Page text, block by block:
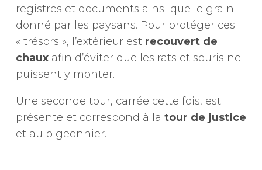
registres et documents ainsi que le grain
donné par les paysans. Pour protéger ces
« trésors », l’extérieur est recouvert de
chaux afin d’éviter que les rats et souris ne
puissent y monter.
Une seconde tour, carrée cette fois, est
présente et correspond à la tour de justice
et au pigeonnier.